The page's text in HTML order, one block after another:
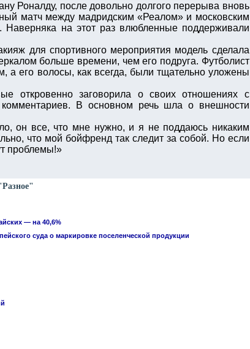
Роналду, после довольно долгого перерыва вновь
матч между мадридским «Реалом» и московским
на этот раз влюбленные поддерживали
для спортивного мероприятия модель сделала
больше времени, чем его подруга. Футболист
а его волосы, как всегда, были тщательно уложены
откровенно заговорила о своих отношениях с
комментариев. В основном речь шла о внешности
он все, что мне нужно, и я не поддаюсь никаким
что мой бойфренд так следит за собой. Но если
проблемы!»
— на 40,6%
суда о маркировке поселенческой продукции